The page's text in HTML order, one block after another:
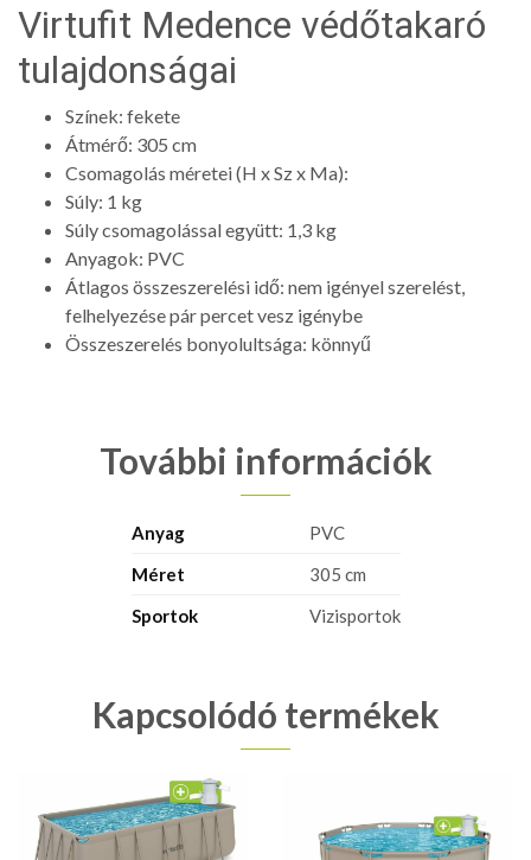
Virtufit Medence védőtakaró
tulajdonságai
Színek: fekete
Átmérő: 305 cm
Csomagolás méretei (H x Sz x Ma):
Súly: 1 kg
Súly csomagolással együtt: 1,3 kg
Anyagok: PVC
Átlagos összeszerelési idő: nem igényel szerelést,
felhelyezése pár percet vesz igénybe
Összeszerelés bonyolultsága: könnyű
További információk
Anyag
PVC
Méret
305 cm
Sportok
Vizisportok
Kapcsolódó termékek